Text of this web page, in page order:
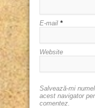
E-mail *
Website
Salvează-mi
acest navigator
comentez.